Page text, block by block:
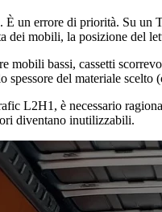
È un errore di priorità. Su un
dei mobili, la posizione del
mobili bassi, cassetti
spessore del materiale
L2H1, è necessario
diventano inutilizzabili.